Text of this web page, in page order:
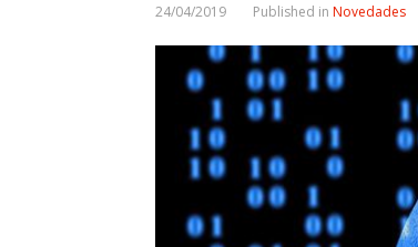
24/04/2019 Published in Novedades